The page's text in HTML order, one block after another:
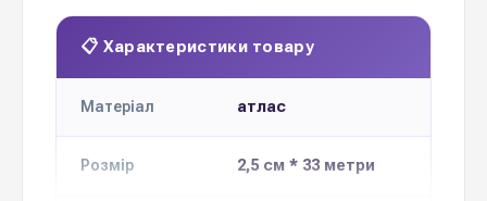
📋 Характеристики товару
Матеріал атлас
Розмір 2,5 см * 33 метри